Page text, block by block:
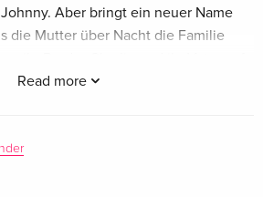
Read more
Aber bringt ein neuer Name
die Mutter über Nacht die Familie
eine leere Mitte. Schließlich macht
und Australien.